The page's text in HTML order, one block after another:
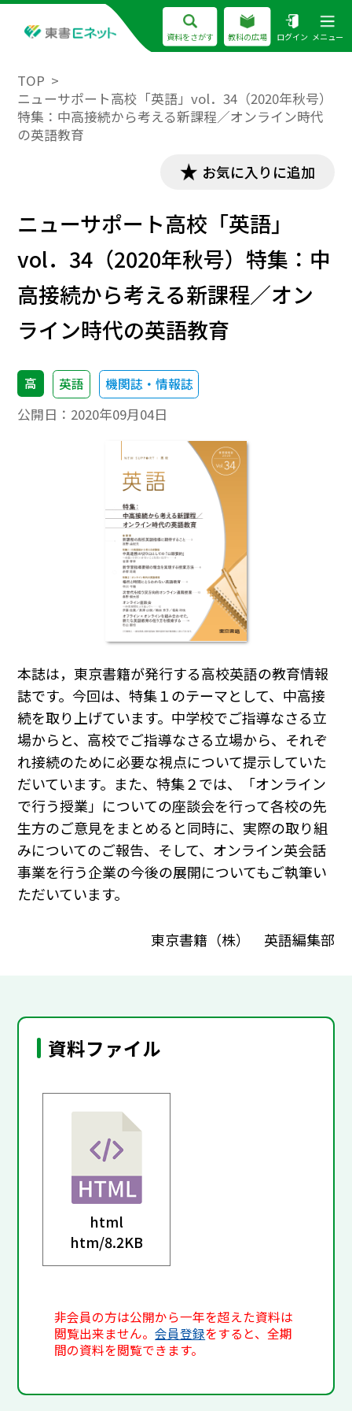
資料をさがす 教科の広場 ログイン メニュー
TOP
ニューサポート高校「英語」vol．34（2020年秋号）
特集：中高接続から考える新課程／オンライン時代
の英語教育
お気に入りに追加
ニューサポート高校「英語」
vol．34（2020年秋号）特集：中
高接続から考える新課程／オン
ライン時代の英語教育
高 英語 機関誌・情報誌
公開日： 2020年09月04日
本誌は，東京書籍が発行する高校英語の教育情報
誌です。今回は、特集１のテーマとして、中高接
続を取り上げています。中学校でご指導なさる立
場からと、高校でご指導なさる立場から、それぞ
れ接続のために必要な視点について提示していた
だいています。また、特集２では、「オンライン
で行う授業」についての座談会を行って各校の先
生方のご意見をまとめると同時に、実際の取り組
みについてのご報告、そして、オンライン英会話
事業を行う企業の今後の展開についてもご執筆い
ただいています。
東京書籍（株） 英語編集部
資料ファイル
html
htm/8.2KB
非会員の方は公開から一年を超えた資料は
閲覧出来ません。会員登録をすると、全期
間の資料を閲覧できます。